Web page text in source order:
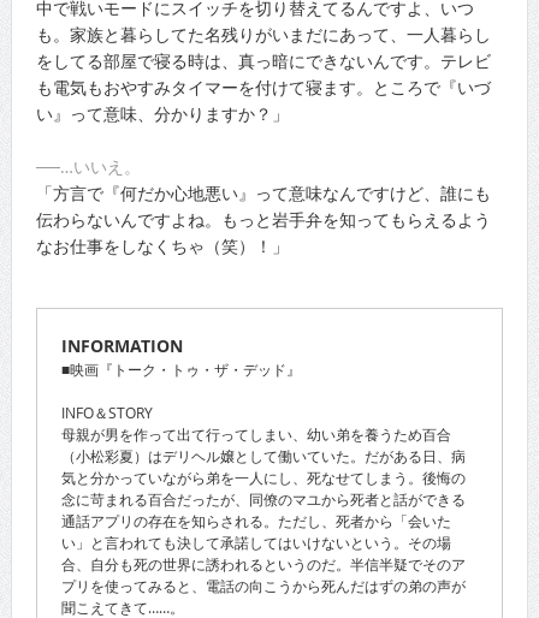
中で戦いモードにスイッチを切り替えてるんですよ、いつ
も。家族と暮らしてた名残りがいまだにあって、一人暮らし
をしてる部屋で寝る時は、真っ暗にできないんです。テレビ
も電気もおやすみタイマーを付けて寝ます。ところで『いづ
い』って意味、分かりますか？」
──…いいえ。
「方言で『何だか心地悪い』って意味なんですけど、誰にも
伝わらないんですよね。もっと岩手弁を知ってもらえるよう
なお仕事をしなくちゃ（笑）！」
INFORMATION
■映画『トーク・トゥ・ザ・デッド』
INFO＆STORY
母親が男を作って出て行ってしまい、幼い弟を養うため百合
（小松彩夏）はデリヘル嬢として働いていた。だがある日、病
気と分かっていながら弟を一人にし、死なせてしまう。後悔の
念に苛まれる百合だったが、同僚のマユから死者と話ができる
通話アプリの存在を知らされる。ただし、死者から「会いた
い」と言われても決して承諾してはいけないという。その場
合、自分も死の世界に誘われるというのだ。半信半疑でそのア
プリを使ってみると、電話の向こうから死んだはずの弟の声が
聞こえてきて……。